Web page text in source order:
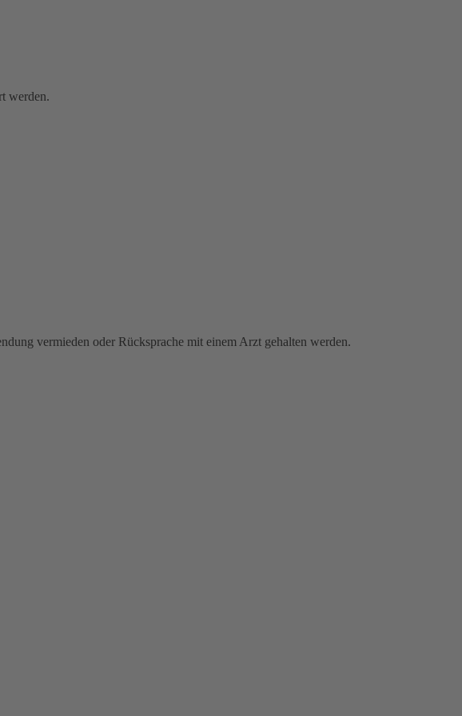
werden.
vermieden oder Rücksprache mit einem Arzt gehalten werden.